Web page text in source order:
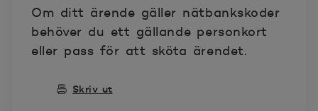
Om ditt ärende gäller nätbankskoder
behöver du ett gällande personkort
eller pass för att sköta ärendet.
Skriv ut